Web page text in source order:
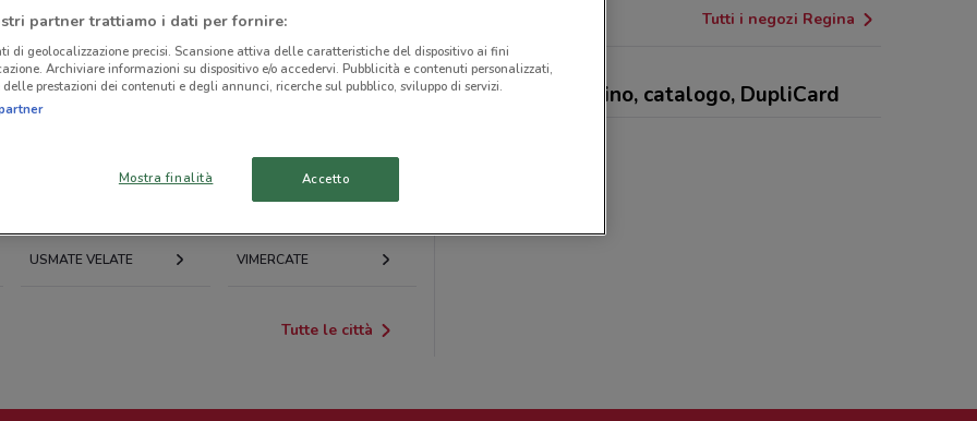
STEZZANO ORIO AL SERIO
USMATE VELATE VIMERCATE
Tutte le città
Tutti i negozi Regina
Regina - volantino, catalogo, DupliCard
partner trattiamo i dati per fornire:
di geolocalizzazione precisi. Scansione attiva delle caratteristiche del dispositivo ai fini
Archiviare informazioni su dispositivo e/o accedervi. Pubblicità e contenuti personalizzati,
prestazioni dei contenuti e degli annunci, ricerche sul pubblico, sviluppo di servizi.
Mostra finalità Accetto